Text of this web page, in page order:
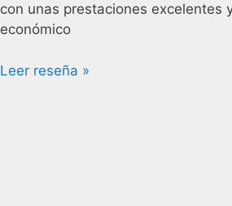
con unas prestaciones excelentes
económico
Leer reseña »